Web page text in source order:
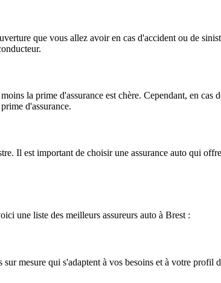
que vous allez avoir en cas d'accident ou de
la prime d'assurance est chère. Cependant, en cas
d'assurance.
Il est important de choisir une assurance auto qui
une liste des meilleurs assureurs auto à Brest :
mesure qui s'adaptent à vos besoins et à votre profil